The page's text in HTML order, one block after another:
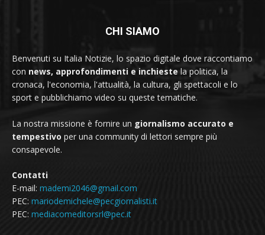
CHI SIAMO
Benvenuti su Italia Notizie, lo spazio digitale dove raccontiamo
con news, approfondimenti e inchieste la politica, la
cronaca, l'economia, l'attualità, la cultura, gli spettacoli e lo
sport e pubblichiamo video su queste tematiche.
La nostra missione è fornire un giornalismo accurato e
tempestivo per una community di lettori sempre più
consapevole.
Contatti
E-mail: mademi2046@gmail.com
PEC: mariodemichele@pecgiornalisti.it
PEC: mediacomeditorsrl@pec.it